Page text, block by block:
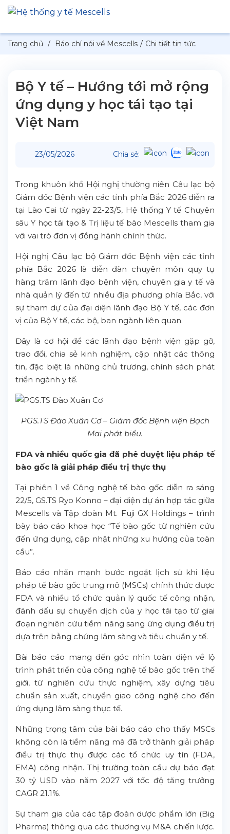
Trang chủ / Báo chí nói về Mescells / Chi tiết tin tức
Bộ Y tế – Hướng tới mở rộng
ứng dụng y học tái tạo tại
Việt Nam
23/05/2026 Chia sẻ:
Trong khuôn khổ Hội nghị thường niên Câu lạc bộ
Giám đốc Bệnh viện các tỉnh phía Bắc 2026 diễn ra
tại Lào Cai từ ngày 22-23/5, Hệ thống Y tế Chuyên
sâu Y học tái tạo & Trị liệu tế bào Mescells tham gia
với vai trò đơn vị đồng hành chính thức.
Hội nghị Câu lạc bộ Giám đốc Bệnh viện các tỉnh
phía Bắc 2026 là diễn đàn chuyên môn quy tụ
hàng trăm lãnh đạo bệnh viện, chuyên gia y tế và
nhà quản lý đến từ nhiều địa phương phía Bắc, với
sự tham dự của đại diện lãnh đạo Bộ Y tế, các đơn
vị của Bộ Y tế, các bộ, ban ngành liên quan.
Đây là cơ hội để các lãnh đạo bệnh viện gặp gỡ,
trao đổi, chia sẻ kinh nghiệm, cập nhật các thông
tin, đặc biệt là những chủ trương, chính sách phát
triển ngành y tế.
PGS.TS Đào Xuân Cơ – Giám đốc Bệnh viện Bạch
Mai phát biểu.
FDA và nhiều quốc gia đã phê duyệt liệu pháp tế
bào gốc là giải pháp điều trị thực thụ
Tại phiên 1 về Công nghệ tế bào gốc diễn ra sáng
22/5, GS.TS Ryo Konno – đại diện dự án hợp tác giữa
Mescells và Tập đoàn Mt. Fuji GX Holdings – trình
bày báo cáo khoa học “Tế bào gốc từ nghiên cứu
đến ứng dụng, cập nhật những xu hướng của toàn
cầu”.
Báo cáo nhấn mạnh bước ngoặt lịch sử khi liệu
pháp tế bào gốc trung mô (MSCs) chính thức được
FDA và nhiều tổ chức quản lý quốc tế công nhận,
đánh dấu sự chuyển dịch của y học tái tạo từ giai
đoạn nghiên cứu tiềm năng sang ứng dụng điều trị
dựa trên bằng chứng lâm sàng và tiêu chuẩn y tế.
Bài báo cáo mang đến góc nhìn toàn diện về lộ
trình phát triển của công nghệ tế bào gốc trên thế
giới, từ nghiên cứu thực nghiệm, xây dựng tiêu
chuẩn sản xuất, chuyển giao công nghệ cho đến
ứng dụng lâm sàng thực tế.
Những trọng tâm của bài báo cáo cho thấy MSCs
không còn là tiềm năng mà đã trở thành giải pháp
điều trị thực thụ được các tổ chức uy tín (FDA,
EMA) công nhận. Thị trường toàn cầu dự báo đạt
30 tỷ USD vào năm 2027 với tốc độ tăng trưởng
CAGR 21.1%.
Sự tham gia của các tập đoàn dược phẩm lớn (Big
Pharma) thông qua các thương vụ M&A chiến lược.